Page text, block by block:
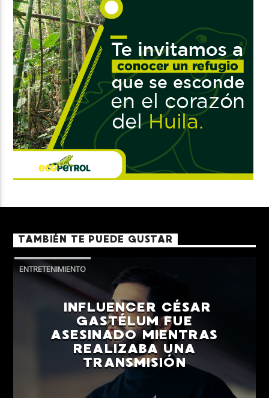
TAMBIÉN TE PUEDE GUSTAR
ENTRETENIMIENTO
INFLUENCER CÉSAR
GASTÉLUM FUE
ASESINADO MIENTRAS
REALIZABA UNA
TRANSMISIÓN